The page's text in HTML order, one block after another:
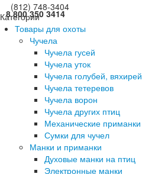
(812) 748-3404
8 800 350 3414
Категории
Товары для охоты
Чучела
Чучела гусей
Чучела уток
Чучела голубей, вяхирей
Чучела тетеревов
Чучела ворон
Чучела других птиц
Механические приманки
Сумки для чучел
Манки и приманки
Духовые манки на птиц
Электронные манки